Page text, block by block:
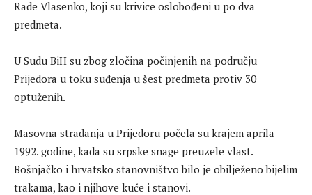
Rade Vlasenko, koji su krivice oslobođeni u po dva
predmeta.
U Sudu BiH su zbog zločina počinjenih na području
Prijedora u toku suđenja u šest predmeta protiv 30
optuženih.
Masovna stradanja u Prijedoru počela su krajem aprila
1992. godine, kada su srpske snage preuzele vlast.
Bošnjačko i hrvatsko stanovništvo bilo je obilježeno bijelim
trakama, kao i njihove kuće i stanovi.